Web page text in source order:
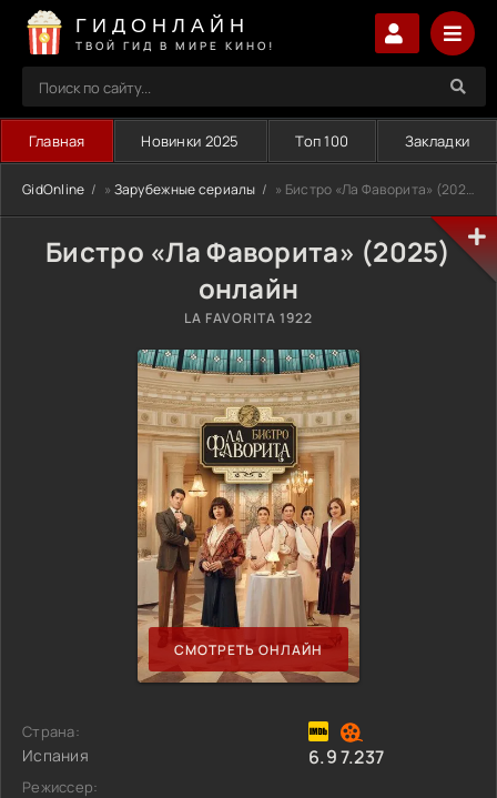
ГИДОНЛАЙН
ТВОЙ ГИД В МИРЕ КИНО!
Главная Новинки 2025 Топ 100 Закладки
GidOnline » Зарубежные сериалы » Бистро «Ла Фаворита» (2025)
Бистро «Ла Фаворита» (2025)
онлайн
LA FAVORITA 1922
СМОТРЕТЬ ОНЛАЙН
Страна:
Испания
Режиссер:
6.97.237